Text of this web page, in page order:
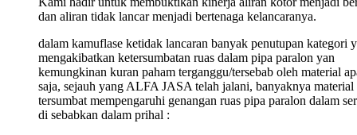
dan aliran tidak lancar menjadi bertenaga kelancaranya.
dalam kamuflase ketidak lancaran banyak penutupan kategori
mengakibatkan ketersumbatan ruas dalam pipa paralon yan
kemungkinan kuran paham terganggu/tersebab oleh material
saja, sejauh yang ALFA JASA telah jalani, banyaknya material
tersumbat mempengaruhi genangan ruas pipa paralon dalam
di sebabkan dalam prihal :